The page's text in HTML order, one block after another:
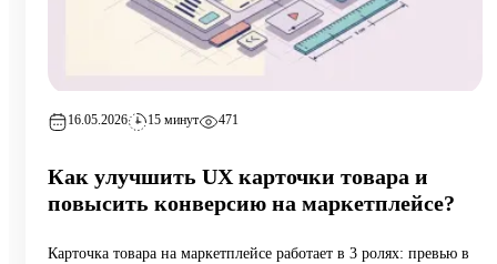
16.05.2026 15 минут 471
Как улучшить UX карточки товара и
повысить конверсию на маркетплейсе?
Карточка товара на маркетплейсе работает в 3 ролях: превью в